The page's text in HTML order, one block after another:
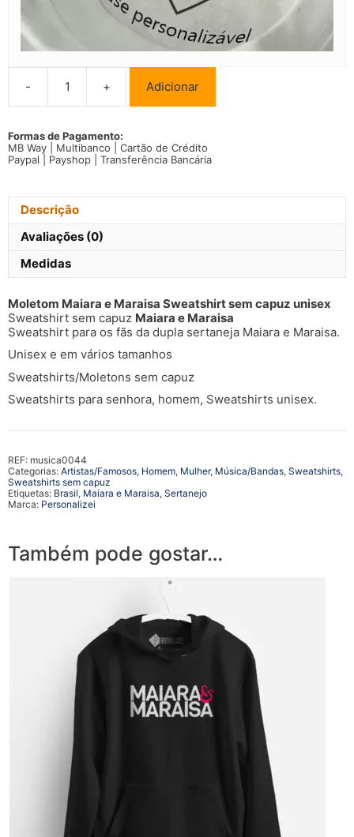
-
Quantidade
de
e
Maraisa
+ Adicionar
Formas de Pagamento:
MB Way | Multibanco | Cartão de Crédito
Paypal | Payshop | Transferência Bancária
Descrição
Avaliações (0)
Medidas
Moletom Maiara e Maraisa Sweatshirt sem capuz unisex
Sweatshirt sem capuz Maiara e Maraisa
Sweatshirt para os fãs da dupla sertaneja Maiara e Maraisa.
Unisex e em vários tamanhos
Sweatshirts/Moletons sem capuz
Sweatshirts para senhora, homem, Sweatshirts unisex.
REF: musica0044
Categorias: Artistas/Famosos, Homem, Mulher, Música/Bandas, Sweatshirts,
Sweatshirts sem capuz
Etiquetas: Brasil, Maiara e Maraisa, Sertanejo
Marca: Personalizei
Também pode gostar…